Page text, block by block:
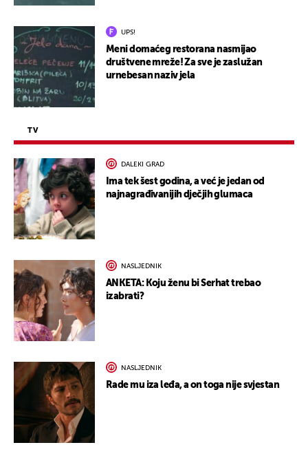
UPS!
Meni domaćeg restorana nasmijao
društvene mreže! Za sve je zaslužan
urnebesan naziv jela
TV
DALEKI GRAD
Ima tek šest godina, a već je jedan od
najnagrađivanijih dječjih glumaca
NASLJEDNIK
ANKETA: Koju ženu bi Serhat trebao
izabrati?
NASLJEDNIK
Rade mu iza leđa, a on toga nije svjestan